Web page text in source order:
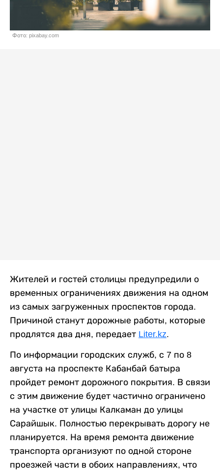
Фото: pixabay.com
Жителей и гостей столицы предупредили о
временных ограничениях движения на одном
из самых загруженных проспектов города.
Причиной станут дорожные работы, которые
продлятся два дня, передает Liter.kz.
По информации городских служб, с 7 по 8
августа на проспекте Кабанбай батыра
пройдет ремонт дорожного покрытия. В связи
с этим движение будет частично ограничено
на участке от улицы Калкаман до улицы
Сарайшык. Полностью перекрывать дорогу не
планируется. На время ремонта движение
транспорта организуют по одной стороне
проезжей части в обоих направлениях, что